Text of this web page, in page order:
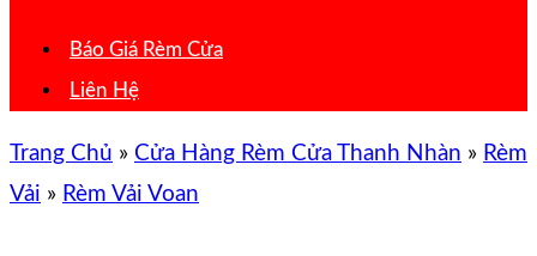
Báo Giá Rèm Cửa
Liên Hệ
Trang Chủ » Cửa Hàng Rèm Cửa Thanh Nhàn » Rèm
Vải » Rèm Vải Voan